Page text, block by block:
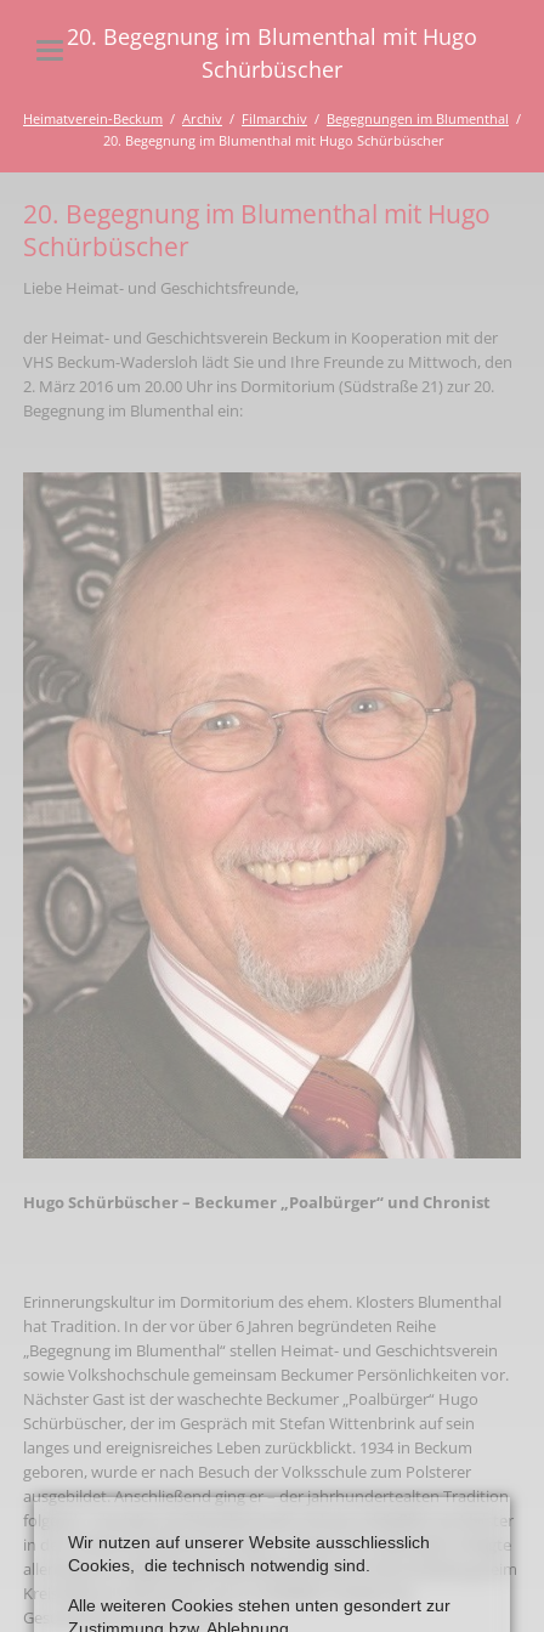
20. Begegnung im Blumenthal mit Hugo
Schürbüscher
Heimatverein-Beckum Archiv Filmarchiv
Begegnungen im Blumenthal
20. Begegnung im Blumenthal mit Hugo Schürbüscher
20. Begegnung im Blumenthal mit Hugo
Schürbüscher
Liebe Heimat- und Geschichtsfreunde,
der Heimat- und Geschichtsverein Beckum in Kooperation mit der
VHS Beckum-Wadersloh lädt Sie und Ihre Freunde zu Mittwoch, den
2. März 2016 um 20.00 Uhr ins Dormitorium (Südstraße 21) zur 20.
Begegnung im Blumenthal ein:
Hugo Schürbüscher – Beckumer „Poalbürger“ und Chronist
Erinnerungskultur im Dormitorium des ehem. Klosters Blumenthal
hat Tradition. In der vor über 6 Jahren begründeten Reihe
„Begegnung im Blumenthal“ stellen Heimat- und Geschichtsverein
sowie Volkshochschule gemeinsam Beckumer Persönlichkeiten vor.
Nächster Gast ist der waschechte Beckumer „Poalbürger“ Hugo
Schürbüscher, der im Gespräch mit Stefan Wittenbrink auf sein
langes und ereignisreiches Leben zurückblickt. 1934 in Beckum
geboren, wurde er nach Besuch der Volksschule zum Polsterer
ausgebildet. Anschließend ging er – der jahrhundertealten Tradition
folgend – vier Jahre auf Wanderschaft und war schließlich als Meister
in der Polstermöbelindustrie tätig. In seinem 30. Lebensjahr erfolgte
allerdings ein tiefgreifender Berufswechsel durch die Anstellung beim
Kreis Beckum-Warendorf, wo er schließlich 25 Jahre als
Gesundheitsaufseher wirkte.
Wir nutzen auf unserer Website ausschliesslich
Cookies, die technisch notwendig sind.
Alle weiteren Cookies stehen unten gesondert zur
Zustimmung bzw. Ablehnung.